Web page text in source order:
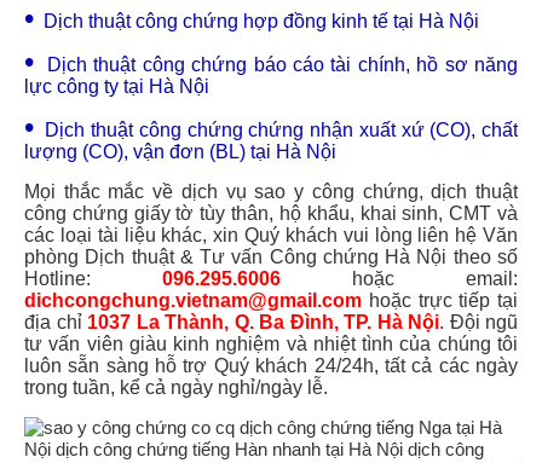
• Dịch thuật công chứng hợp đồng kinh tế tại Hà Nội
•
Dịch thuật công chứng báo cáo tài chính, hồ sơ năng
lực công ty tại Hà Nội
•
Dịch thuật công chứng chứng nhận xuất xứ (CO), chất
lượng (CO), vận đơn (BL) tại Hà Nội
Mọi thắc mắc về dịch vụ sao y công chứng, dịch thuật
công chứng giấy tờ tùy thân, hộ khẩu, khai sinh, CMT và
các loại tài liệu khác, xin Quý khách vui lòng liên hệ Văn
phòng Dịch thuật & Tư vấn Công chứng Hà Nội theo số
Hotline: 096.295.6006 hoặc email:
dichcongchung.vietnam@gmail.com hoặc trực tiếp tại
địa chỉ 1037 La Thành, Q. Ba Đình, TP. Hà Nội. Đội ngũ
tư vấn viên giàu kinh nghiệm và nhiệt tình của chúng tôi
luôn sẵn sàng hỗ trợ Quý khách 24/24h, tất cả các ngày
trong tuần, kể cả ngày nghỉ/ngày lễ.